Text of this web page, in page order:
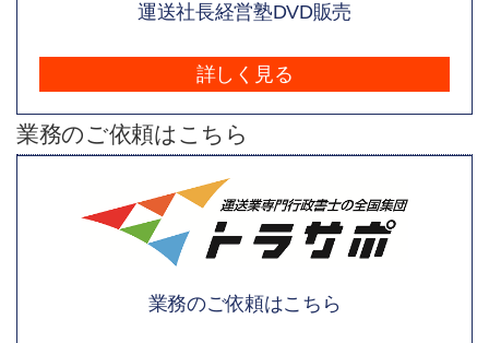
運送社長経営塾DVD販売
詳しく見る
業務のご依頼はこちら
業務のご依頼はこちら